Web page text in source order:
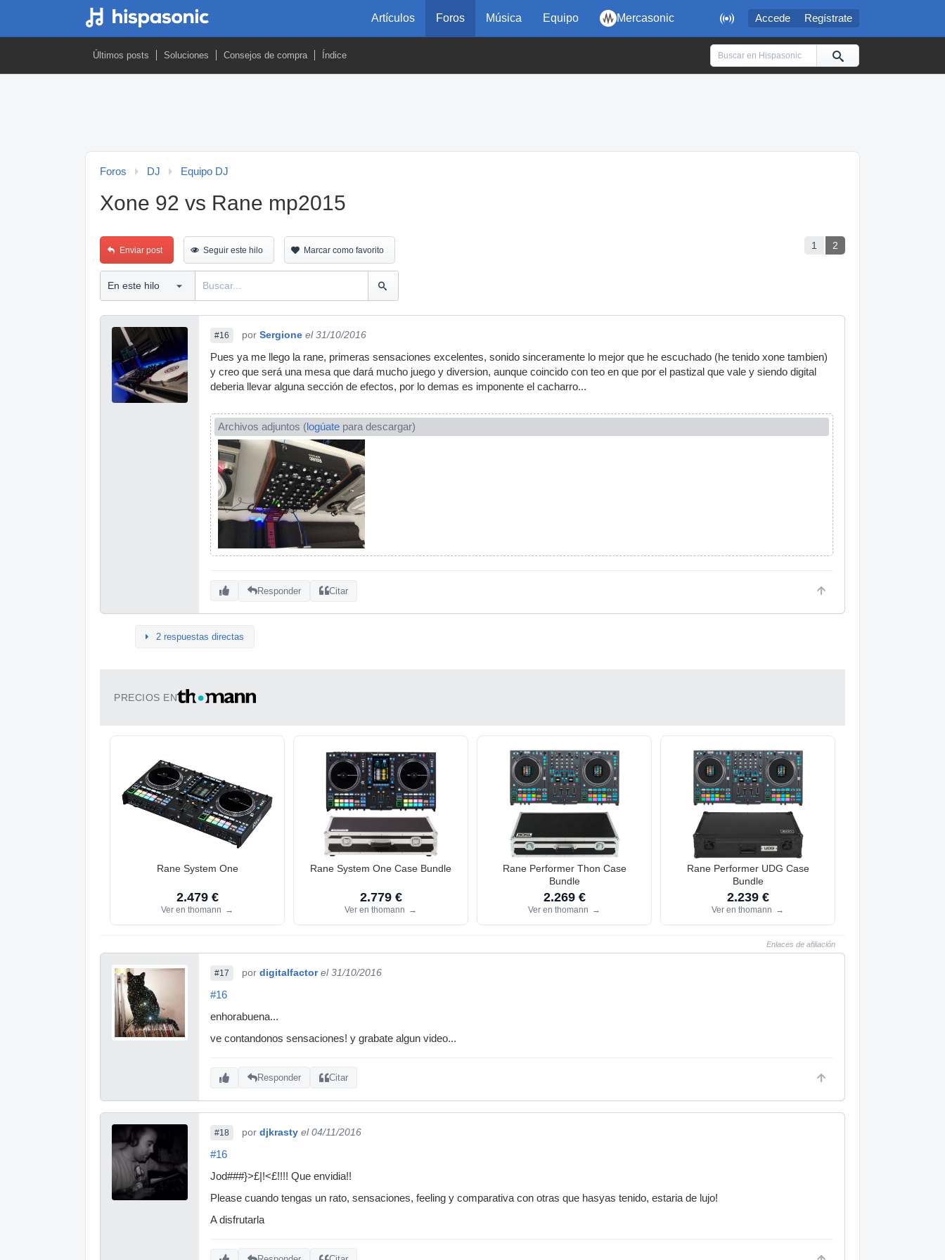
 Accede Regístrate
Artículos Foros Música Equipo Mercasonic
Últimos posts Soluciones Consejos de compra Índice
Foros DJ Equipo DJ
Xone 92 vs Rane mp2015
1 2
Enviar post Seguir este hilo Marcar como favorito
#16 por Sergione el 31/10/2016
Pues ya me llego la rane, primeras sensaciones excelentes, sonido sinceramente lo mejor que he escuchado (he tenido xone tambien)
y creo que será una mesa que dará mucho juego y diversion, aunque coincido con teo en que por el pastizal que vale y siendo digital
deberia llevar alguna sección de efectos, por lo demas es imponente el cacharro...
Archivos adjuntos (logúate para descargar)
Responder Citar
2 respuestas directas
PRECIOS EN
Rane System One
2.479 €
Ver en thomann →
Rane System One Case Bundle
2.779 €
Ver en thomann →
Rane Performer Thon Case
Bundle
2.269 €
Ver en thomann →
Rane Performer UDG Case
Bundle
2.239 €
Ver en thomann →
Enlaces de afiliación
#17 por digitalfactor el 31/10/2016
#16
enhorabuena...
ve contandonos sensaciones! y grabate algun video...
Responder Citar
#18 por djkrasty el 04/11/2016
#16
Jod###}>£|!<£!!!! Que envidia!!
Please cuando tengas un rato, sensaciones, feeling y comparativa con otras que hasyas tenido, estaria de lujo!
A disfrutarla